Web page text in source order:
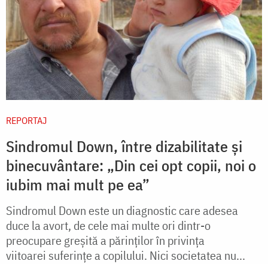
REPORTAJ
Sindromul Down, între dizabilitate şi
binecuvântare: „Din cei opt copii, noi o
iubim mai mult pe ea”
Sindromul Down este un diagnostic care adesea
duce la avort, de cele mai multe ori dintr-o
preocupare greşită a părinţilor în privința
viitoarei suferinţe a copilului. Nici societatea nu...